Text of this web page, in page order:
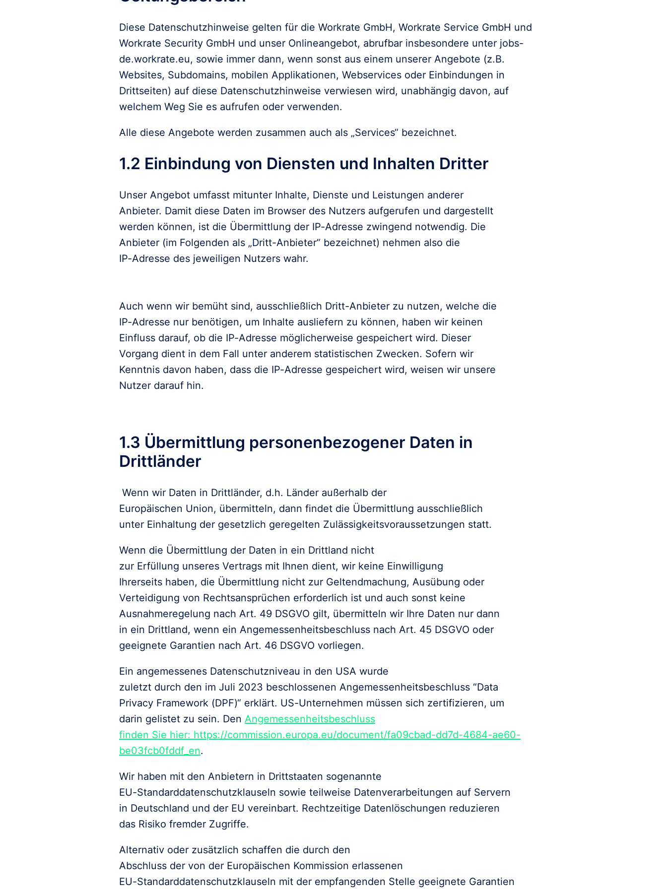
Diese Datenschutzhinweise gelten für die Workrate GmbH, Workrate Service GmbH und
Workrate Security GmbH und unser Onlineangebot, abrufbar insbesondere unter jobs-
de.workrate.eu, sowie immer dann, wenn sonst aus einem unserer Angebote (z.B.
Websites, Subdomains, mobilen Applikationen, Webservices oder Einbindungen in
Drittseiten) auf diese Datenschutzhinweise verwiesen wird, unabhängig davon, auf
welchem Weg Sie es aufrufen oder verwenden.
Alle diese Angebote werden zusammen auch als „Services“ bezeichnet.
1.2 Einbindung von Diensten und Inhalten Dritter
Unser Angebot umfasst mitunter Inhalte, Dienste und Leistungen anderer
Anbieter. Damit diese Daten im Browser des Nutzers aufgerufen und dargestellt
werden können, ist die Übermittlung der IP-Adresse zwingend notwendig. Die
Anbieter (im Folgenden als „Dritt-Anbieter“ bezeichnet) nehmen also die
IP-Adresse des jeweiligen Nutzers wahr.
Auch wenn wir bemüht sind, ausschließlich Dritt-Anbieter zu nutzen, welche die
IP-Adresse nur benötigen, um Inhalte ausliefern zu können, haben wir keinen
Einfluss darauf, ob die IP-Adresse möglicherweise gespeichert wird. Dieser
Vorgang dient in dem Fall unter anderem statistischen Zwecken. Sofern wir
Kenntnis davon haben, dass die IP-Adresse gespeichert wird, weisen wir unsere
Nutzer darauf hin.
1.3 Übermittlung personenbezogener Daten in
Drittländer
Wenn wir Daten in Drittländer, d.h. Länder außerhalb der
Europäischen Union, übermitteln, dann findet die Übermittlung ausschließlich
unter Einhaltung der gesetzlich geregelten Zulässigkeitsvoraussetzungen statt.
Wenn die Übermittlung der Daten in ein Drittland nicht
zur Erfüllung unseres Vertrags mit Ihnen dient, wir keine Einwilligung
Ihrerseits haben, die Übermittlung nicht zur Geltendmachung, Ausübung oder
Verteidigung von Rechtsansprüchen erforderlich ist und auch sonst keine
Ausnahmeregelung nach Art. 49 DSGVO gilt, übermitteln wir Ihre Daten nur dann
in ein Drittland, wenn ein Angemessenheitsbeschluss nach Art. 45 DSGVO oder
geeignete Garantien nach Art. 46 DSGVO vorliegen.
Ein angemessenes Datenschutzniveau in den USA wurde
zuletzt durch den im Juli 2023 beschlossenen Angemessenheitsbeschluss “Data
Privacy Framework (DPF)“ erklärt. US-Unternehmen müssen sich zertifizieren, um
darin gelistet zu sein. Den Angemessenheitsbeschluss
finden Sie hier: https://commission.europa.eu/document/fa09cbad-dd7d-4684-ae60-
be03fcb0fddf_en.
Wir haben mit den Anbietern in Drittstaaten sogenannte
EU-Standarddatenschutzklauseln sowie teilweise Datenverarbeitungen auf Servern
in Deutschland und der EU vereinbart. Rechtzeitige Datenlöschungen reduzieren
das Risiko fremder Zugriffe.
Alternativ oder zusätzlich schaffen die durch den
Abschluss der von der Europäischen Kommission erlassenen
EU-Standarddatenschutzklauseln mit der empfangenden Stelle geeignete Garantien